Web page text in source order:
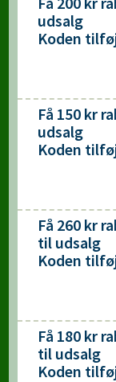
udsalg
Koden
Få 150 kr
udsalg
Koden
Få 260 kr
til udsalg
Koden
Få 180 kr
til udsalg
Koden